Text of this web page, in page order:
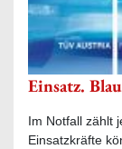
Einsatz.
Im Notfall zählt
Einsatzkräfte